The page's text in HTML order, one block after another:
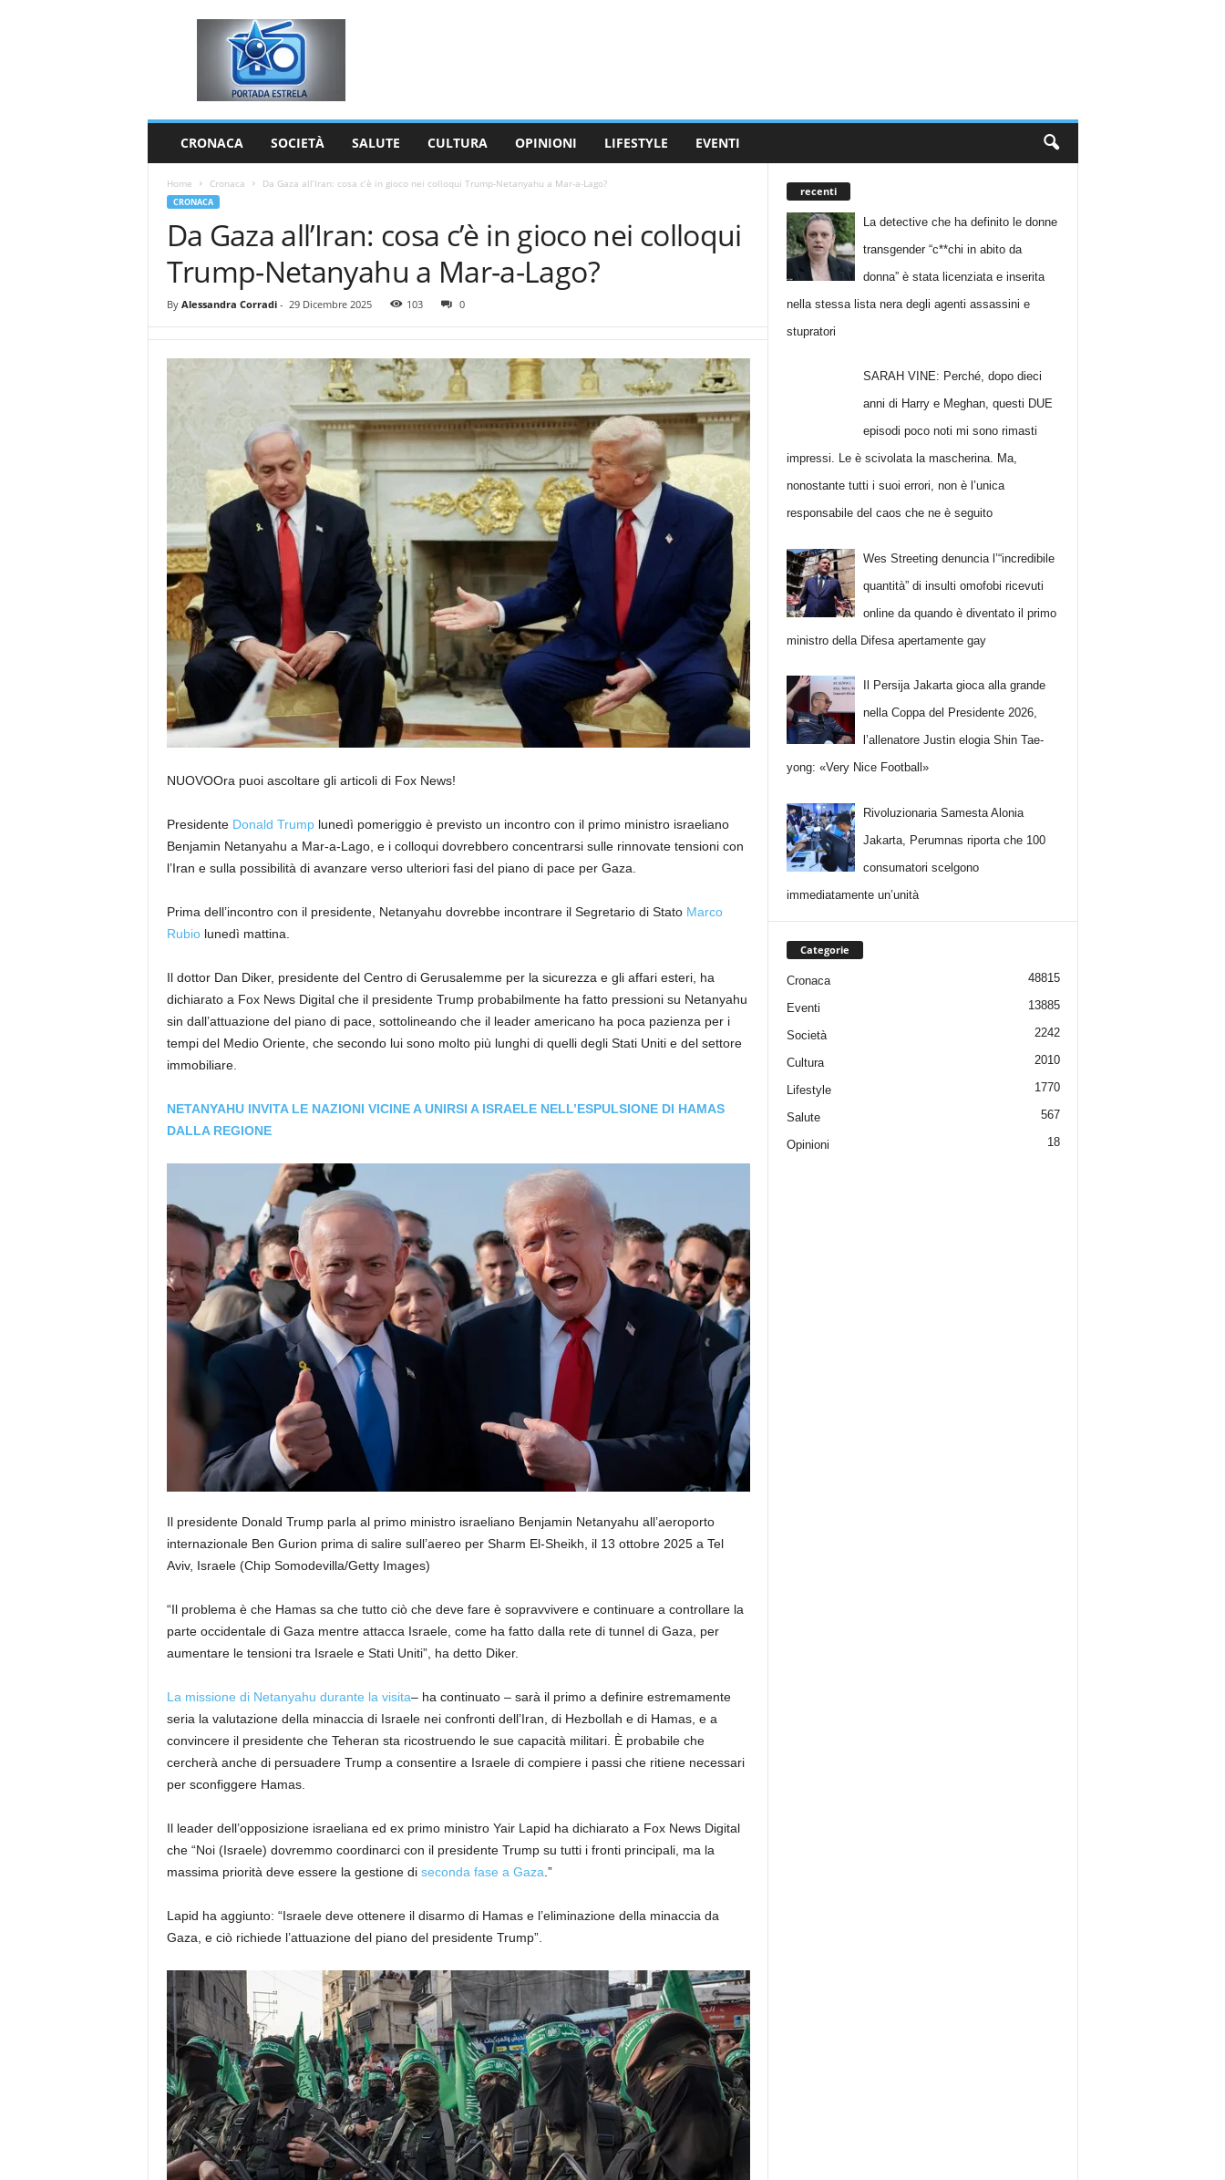
CRONACA SOCIETÀ SALUTE CULTURA OPINIONI LIFESTYLE EVENTI
Home Cronaca Da Gaza all’Iran: cosa c’è in gioco nei colloqui Trump-Netanyahu a Mar-a-Lago?
CRONACA
Da Gaza all’Iran: cosa c’è in gioco nei colloqui
Trump-Netanyahu a Mar-a-Lago?
By Alessandra Corradi- 29 Dicembre 2025 103 0
NUOVOOra puoi ascoltare gli articoli di Fox News!
Presidente Donald Trumplunedì pomeriggio è previsto un incontro con il primo ministro israeliano
Benjamin Netanyahu a Mar-a-Lago, e i colloqui dovrebbero concentrarsi sulle rinnovate tensioni con
l’Iran e sulla possibilità di avanzare verso ulteriori fasi del piano di pace per Gaza.
Prima dell’incontro con il presidente, Netanyahu dovrebbe incontrare il Segretario di Stato Marco
Rubiolunedì mattina.
Il dottor Dan Diker, presidente del Centro di Gerusalemme per la sicurezza e gli affari esteri, ha
dichiarato a Fox News Digital che il presidente Trump probabilmente ha fatto pressioni su Netanyahu
sin dall’attuazione del piano di pace, sottolineando che il leader americano ha poca pazienza per i
tempi del Medio Oriente, che secondo lui sono molto più lunghi di quelli degli Stati Uniti e del settore
immobiliare.
NETANYAHU INVITA LE NAZIONI VICINE A UNIRSI A ISRAELE NELL’ESPULSIONE DI HAMAS
DALLA REGIONE
Il presidente Donald Trump parla al primo ministro israeliano Benjamin Netanyahu all’aeroporto
internazionale Ben Gurion prima di salire sull’aereo per Sharm El-Sheikh, il 13 ottobre 2025 a Tel
Aviv, Israele (Chip Somodevilla/Getty Images)
“Il problema è che Hamas sa che tutto ciò che deve fare è sopravvivere e continuare a controllare la
parte occidentale di Gaza mentre attacca Israele, come ha fatto dalla rete di tunnel di Gaza, per
aumentare le tensioni tra Israele e Stati Uniti”, ha detto Diker.
La missione di Netanyahu durante la visita– ha continuato – sarà il primo a definire estremamente
seria la valutazione della minaccia di Israele nei confronti dell’Iran, di Hezbollah e di Hamas, e a
convincere il presidente che Teheran sta ricostruendo le sue capacità militari. È probabile che
cercherà anche di persuadere Trump a consentire a Israele di compiere i passi che ritiene necessari
per sconfiggere Hamas.
Il leader dell’opposizione israeliana ed ex primo ministro Yair Lapid ha dichiarato a Fox News Digital
che “Noi (Israele) dovremmo coordinarci con il presidente Trump su tutti i fronti principali, ma la
massima priorità deve essere la gestione di seconda fase a Gaza .”
Lapid ha aggiunto: “Israele deve ottenere il disarmo di Hamas e l’eliminazione della minaccia da
Gaza, e ciò richiede l’attuazione del piano del presidente Trump”.
recenti
La detective che ha definito le donne
transgender “c**chi in abito da
donna” è stata licenziata e inserita
nella stessa lista nera degli agenti assassini e
stupratori
SARAH VINE: Perché, dopo dieci
anni di Harry e Meghan, questi DUE
episodi poco noti mi sono rimasti
impressi. Le è scivolata la mascherina. Ma,
nonostante tutti i suoi errori, non è l’unica
responsabile del caos che ne è seguito
Wes Streeting denuncia l’“incredibile
quantità” di insulti omofobi ricevuti
online da quando è diventato il primo
ministro della Difesa apertamente gay
Il Persija Jakarta gioca alla grande
nella Coppa del Presidente 2026,
l’allenatore Justin elogia Shin Tae-
yong: «Very Nice Football»
Rivoluzionaria Samesta Alonia
Jakarta, Perumnas riporta che 100
consumatori scelgono
immediatamente un’unità
Categorie
Cronaca 48815
Eventi 13885
Società 2242
Cultura 2010
Lifestyle 1770
Salute 567
Opinioni 18